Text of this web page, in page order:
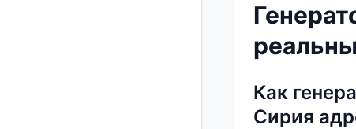
Как
Сирия